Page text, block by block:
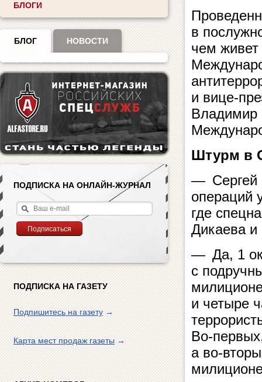
БЛОГИ
БЛОГ НОВОСТИ
ПОДПИСКА НА ОНЛАЙН-ЖУРНАЛ
ПОДПИСКА НА ГАЗЕТУ
Подпишитесь на газету→
Карта мест продаж газеты→
в
чем живет
и вице-
Владимир
Штурм в
— Сергей
операций
где
Дикаева и
— Да, 1
с
и четыре
Во-
а